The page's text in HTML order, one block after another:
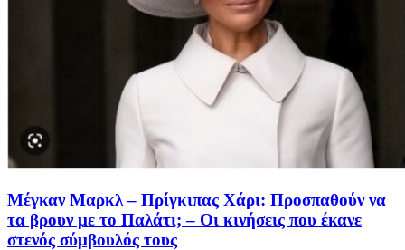
Μέγκαν Μαρκλ – Πρίγκιπας Χάρι: Προσπαθούν να
τα βρουν με το Παλάτι; – Οι κινήσεις που έκανε
στενός σύμβουλός τους